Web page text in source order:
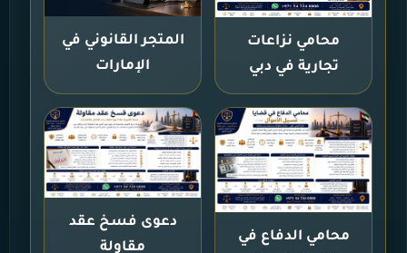
محامي نزاعات
تجارية في دبي
المتجر القانوني في
الإمارات
محامي الدفاع في
دعوى فسخ عقد
مقاولة